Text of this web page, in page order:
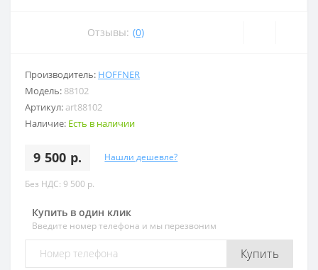
Отзывы: (0)
Производитель: HOFFNER
Модель: 88102
Артикул: art88102
Наличие: Есть в наличии
9 500 р. Нашли дешевле?
Без НДС: 9 500 р.
Купить в один клик
Введите номер телефона и мы перезвоним
Купить